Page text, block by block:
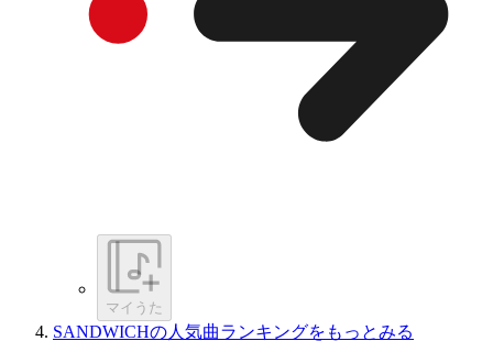
マイうた
SANDWICHの人気曲ランキングをもっとみる